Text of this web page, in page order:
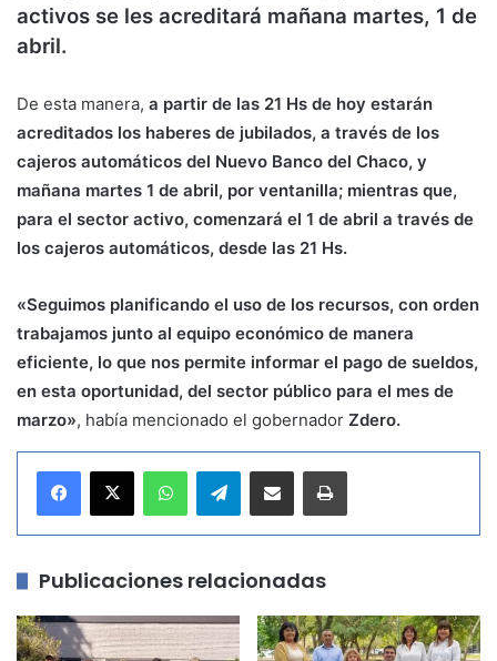
activos se les acreditará mañana martes, 1 de
abril.
De esta manera, a partir de las 21 Hs de hoy estarán
acreditados los haberes de jubilados, a través de los
cajeros automáticos del Nuevo Banco del Chaco, y
mañana martes 1 de abril, por ventanilla; mientras que,
para el sector activo, comenzará el 1 de abril a través de
los cajeros automáticos, desde las 21 Hs.
«Seguimos planificando el uso de los recursos, con orden
trabajamos junto al equipo económico de manera
eficiente, lo que nos permite informar el pago de sueldos,
en esta oportunidad, del sector público para el mes de
marzo», había mencionado el gobernador Zdero.
Telegram
Publicaciones relacionadas